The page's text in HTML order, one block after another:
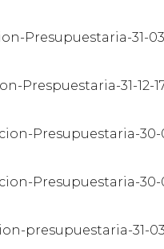
Presupuestaria-31-
Prespuestaria-31-12-
Presupuestaria-30-
Presupuestaria-30-
presupuestaria-31-